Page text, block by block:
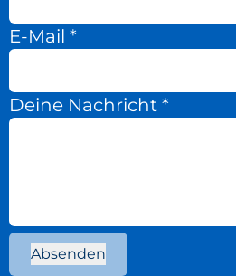
E-Mail *
Deine Nachricht *
Absenden